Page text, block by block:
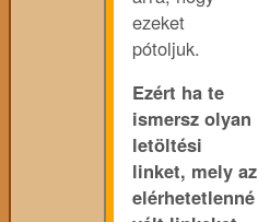
ezeket
pótoljuk.
Ezért ha te
ismersz olyan
letöltési
linket, mely az
elérhetetlenné